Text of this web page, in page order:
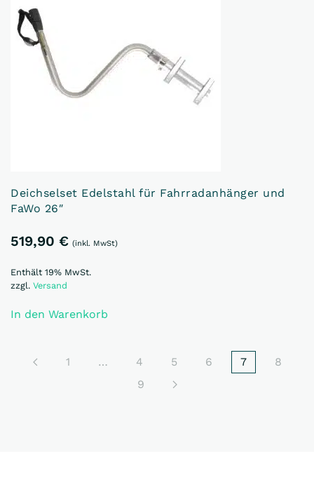
Deichselset Edelstahl für Fahrradanhänger und
FaWo 26″
519,90 € (inkl. MwSt)
Enthält 19% MwSt.
zzgl. Versand
In den Warenkorb
1 … 4 5 6 7
8
9